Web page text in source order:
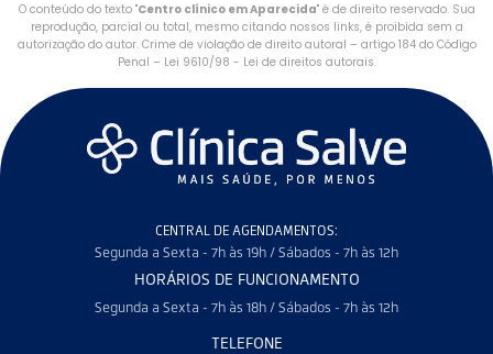
O conteúdo do texto "Centro clínico em Aparecida" é de direito reservado. Sua
reprodução, parcial ou total, mesmo citando nossos links, é proibida sem a
autorização do autor. Crime de violação de direito autoral – artigo 184 do Código
Penal – Lei 9610/98 - Lei de direitos autorais.
CENTRAL DE AGENDAMENTOS:
Segunda a Sexta - 7h às 19h / Sábados - 7h às 12h
HORÁRIOS DE FUNCIONAMENTO
Segunda a Sexta - 7h às 18h / Sábados - 7h às 12h
TELEFONE